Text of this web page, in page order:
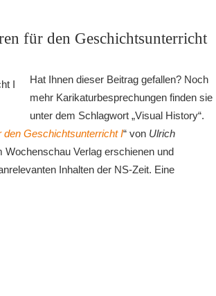
für den Geschichtsunterricht
Hat Ihnen dieser Beitrag gefallen? Noch
mehr Karikaturbesprechungen finden sie
unter dem Schlagwort „Visual History“.
den Geschichtsunterricht I“ von Ulrich
Verlag erschienen und
Inhalten der NS-Zeit. Eine